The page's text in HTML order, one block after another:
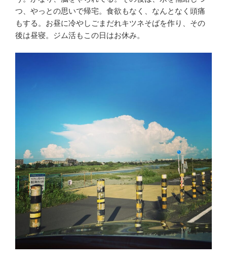
つ、やっとの思いで帰宅。食欲もなく、なんとなく頭痛
もする。お昼に冷やしごまだれキツネそばを作り、その
後は昼寝。ジム活もこの日はお休み。